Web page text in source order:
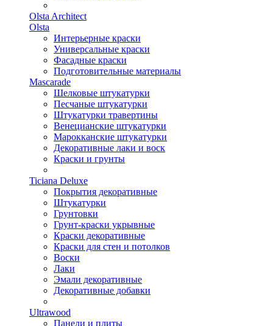
Olsta Architect
Olsta
Интерьерные краски
Универсальные краски
Фасадные краски
Подготовительные материалы
Mascarade
Шелковые штукатурки
Песчаные штукатурки
Штукатурки травертины
Венецианские штукатурки
Марокканские штукатурки
Декоративные лаки и воск
Краски и грунты
Ticiana Deluxe
Покрытия декоративные
Штукатурки
Грунтовки
Грунт-краски укрывные
Краски декоративные
Краски для стен и потолков
Воски
Лаки
Эмали декоративные
Декоративные добавки
Ultrawood
Панели и плиты